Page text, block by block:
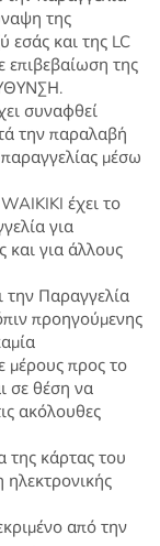
της
και της LC
επιβεβαίωση της
συναφθεί
την παραλαβή
μέσω
έχει το
για
και για άλλους
την Παραγγελία
προηγούμενης
μέρους προς το
σε θέση να
ακόλουθες
κάρτας του
από την